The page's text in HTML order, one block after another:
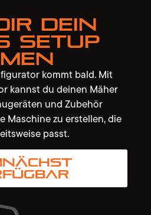
dein
Setup
kommt bald. Mit
kannst du deinen Mäher
und Zubehör
Maschine zu erstellen, die
passt.